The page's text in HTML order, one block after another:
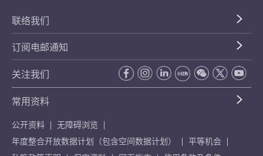
联络我们
订阅电邮通知
关注我们
常用资料
公开资料
无障碍浏览
年度整合开放数据计划（包含空间数据计划）
平等机会